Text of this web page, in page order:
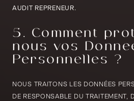
AUDIT REPRENEUR.
5. Comment
nous vos
Personnelles ?
NOUS TRAITONS LES DONNÉES
DE RESPONSABLE DU TRAITEMENT,